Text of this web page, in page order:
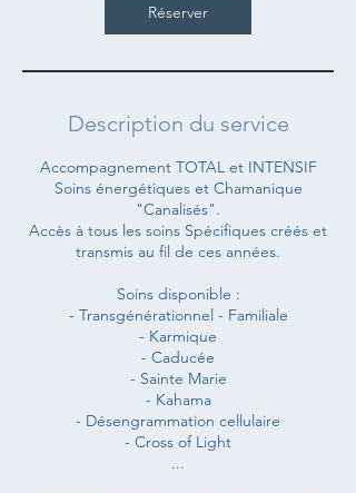
Réserver
Description du service
Accompagnement TOTAL et INTENSIF
Soins énergétiques et Chamanique
"Canalisés".
Accès à tous les soins Spécifiques créés et
transmis au fil de ces années.
Soins disponible :
- Transgénérationnel - Familiale
- Karmique
- Caducée
- Sainte Marie
- Kahama
- Désengrammation cellulaire
- Cross of Light
...